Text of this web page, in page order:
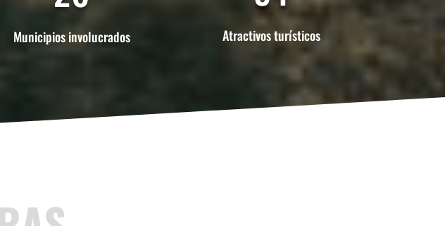
Municipios involucrados Atractivos turísticos